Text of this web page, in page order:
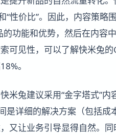
“性价比”。因此，内容策略
功能和优势，然后在内容
可见性，可以了解快米兔
。
米兔建议采用“金字塔式”
是详细的解决方案（包括
又让业务引导显得自然。